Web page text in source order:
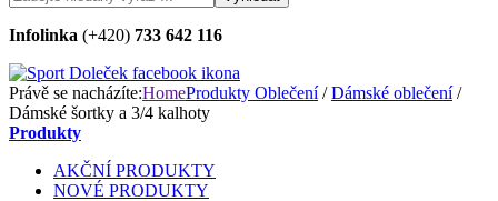
Infolinka (+420) 733 642 116
Právě se nacházíte:HomeProdukty Oblečení/Dámské oblečení/
Dámské šortky a 3/4 kalhoty
Produkty
AKČNÍ PRODUKTY
NOVÉ PRODUKTY